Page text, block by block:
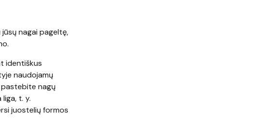
nagai pageltę,
identiškus
naudojamų
pastebite nagų
t. y.
juostelių formos